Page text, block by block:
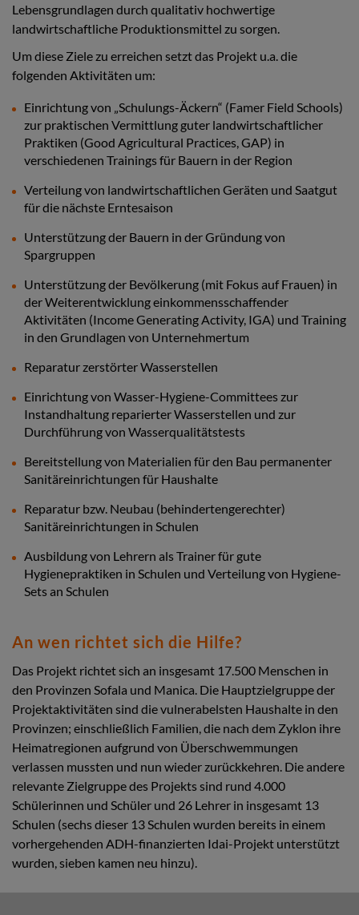
Lebensgrundlagen durch qualitativ hochwertige
landwirtschaftliche Produktionsmittel zu sorgen.
Um diese Ziele zu erreichen setzt das Projekt u.a. die
folgenden Aktivitäten um:
Einrichtung von „Schulungs-Äckern“ (Famer Field Schools)
zur praktischen Vermittlung guter landwirtschaftlicher
Praktiken (Good Agricultural Practices, GAP) in
verschiedenen Trainings für Bauern in der Region
Verteilung von landwirtschaftlichen Geräten und Saatgut
für die nächste Erntesaison
Unterstützung der Bauern in der Gründung von
Spargruppen
Unterstützung der Bevölkerung (mit Fokus auf Frauen) in
der Weiterentwicklung einkommensschaffender
Aktivitäten (Income Generating Activity, IGA) und Training
in den Grundlagen von Unternehmertum
Reparatur zerstörter Wasserstellen
Einrichtung von Wasser-Hygiene-Committees zur
Instandhaltung reparierter Wasserstellen und zur
Durchführung von Wasserqualitätstests
Bereitstellung von Materialien für den Bau permanenter
Sanitäreinrichtungen für Haushalte
Reparatur bzw. Neubau (behindertengerechter)
Sanitäreinrichtungen in Schulen
Ausbildung von Lehrern als Trainer für gute
Hygienepraktiken in Schulen und Verteilung von Hygiene-
Sets an Schulen
An wen richtet sich die Hilfe?
Das Projekt richtet sich an insgesamt 17.500 Menschen in
den Provinzen Sofala und Manica. Die Hauptzielgruppe der
Projektaktivitäten sind die vulnerabelsten Haushalte in den
Provinzen; einschließlich Familien, die nach dem Zyklon ihre
Heimatregionen aufgrund von Überschwemmungen
verlassen mussten und nun wieder zurückkehren. Die andere
relevante Zielgruppe des Projekts sind rund 4.000
Schülerinnen und Schüler und 26 Lehrer in insgesamt 13
Schulen (sechs dieser 13 Schulen wurden bereits in einem
vorhergehenden ADH-finanzierten Idai-Projekt unterstützt
wurden, sieben kamen neu hinzu).